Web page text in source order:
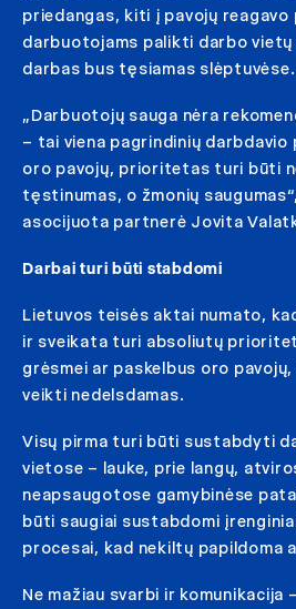
priedangas, kiti į pavojų reagavo
darbuotojams palikti darbo
darbas bus tęsiamas slėptuvėse.
„Darbuotojų sauga nėra
– tai viena pagrindinių darbdavio
oro pavojų, prioritetas turi būti
tęstinumas, o žmonių
asocijuota partnerė Jovita
Darbai turi būti stabdomi
Lietuvos teisės aktai numato,
ir sveikata turi absoliutų
grėsmei ar paskelbus oro
veikti nedelsdamas.
Visų pirma turi būti sustabdyti
vietose – lauke, prie langų,
neapsaugotose gamybinėse
būti saugiai sustabdomi
procesai, kad nekiltų papildoma
Ne mažiau svarbi ir komunikacija